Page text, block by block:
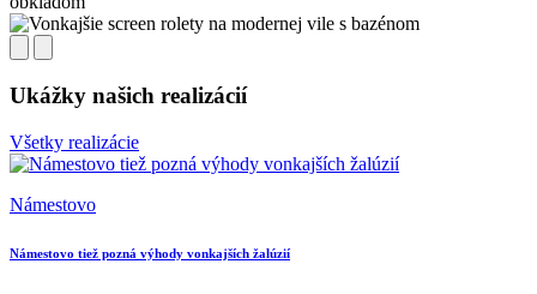
Ukážky našich realizácií
Všetky realizácie
Námestovo
Námestovo tiež pozná výhody vonkajších žalúzií